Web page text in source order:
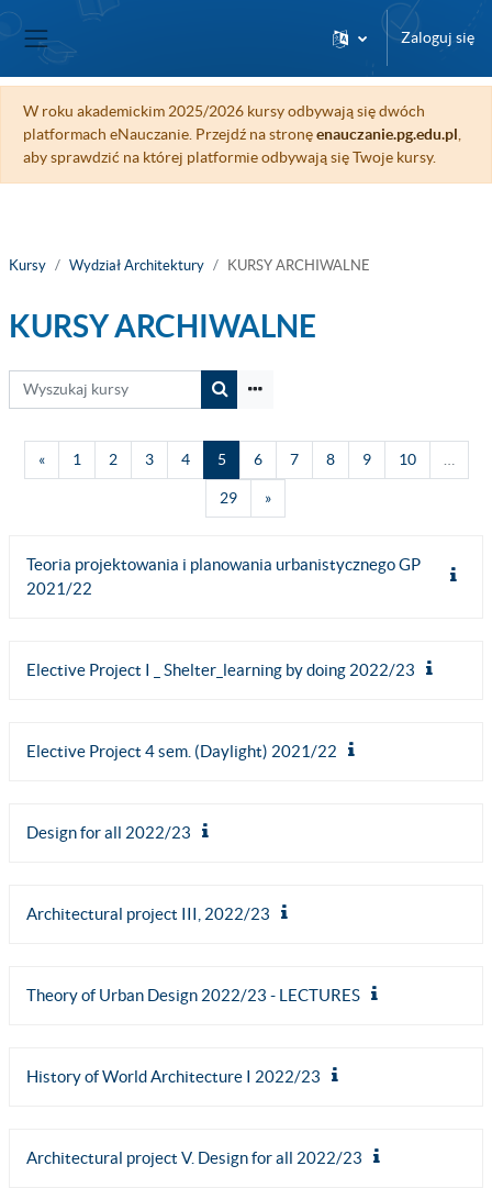
Przejdź do głównej zawartości
Panel boczny
Zaloguj się
W roku akademickim 2025/2026 kursy odbywają się dwóch
platformach eNauczanie. Przejdź na stronęenauczanie.pg.edu.pl
aby sprawdzić na której platformie odbywają się Twoje kursy.
Kursy Wydział Architektury KURSY ARCHIWALNE
KURSY ARCHIWALNE
Wyszukaj kursy
Wyszukaj kursy
«Poprzednia strona
1 Strona 1
2Strona 2
3Strona 3
4Strona 4
5Strona 5
6Strona 6
7Strona 7
8Strona 8
9Strona 9
10Strona 10
29Strona 29
»Następna strona
Teoria projektowania i planowania urbanistycznego GP
2021/22
Elective Project I _ Shelter_learning by doing 2022/23
Elective Project 4 sem. (Daylight) 2021/22
Design for all 2022/23
Architectural project III, 2022/23
Theory of Urban Design 2022/23 - LECTURES
History of World Architecture I 2022/23
Architectural project V. Design for all 2022/23